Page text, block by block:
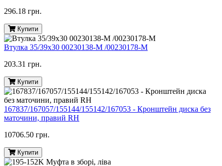
296.18 грн.
Купити
Втулка 35/39х30 00230138-M /00230178-M
203.31 грн.
Купити
167837/167057/155144/155142/167053 - Кронштейн диска без
маточини, правий RH
10706.50 грн.
Купити